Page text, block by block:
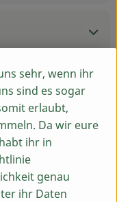
Land
sehr, wenn ihr
sind es sogar
erlaubt,
Da wir eure
ihr in
genau
ihr Daten